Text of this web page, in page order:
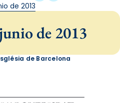
de 2013
de 2013
de Barcelona